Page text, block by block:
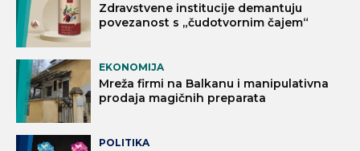
Zdravstvene institucije demantuju
povezanost s „čudotvornim čajem“
EKONOMIJA
Mreža firmi na Balkanu i manipulativna
prodaja magičnih preparata
POLITIKA